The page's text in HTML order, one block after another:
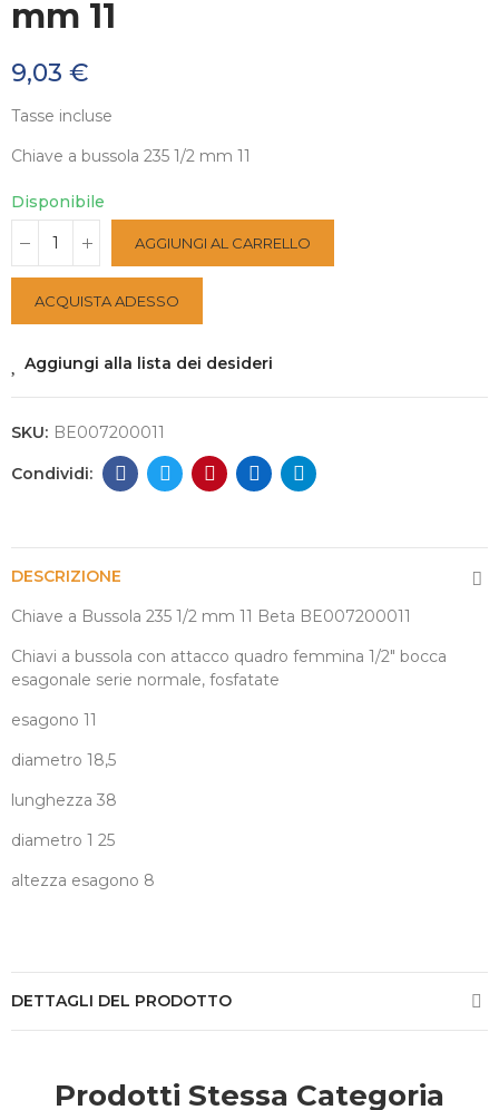
mm 11
9,03 €
Tasse incluse
Chiave a bussola 235 1/2 mm 11
Disponibile
AGGIUNGI AL CARRELLO
ACQUISTA ADESSO
Aggiungi alla lista dei desideri
SKU: BE007200011
DESCRIZIONE
Chiave a Bussola 235 1/2 mm 11 Beta BE007200011
Chiavi a bussola con attacco quadro femmina 1/2" bocca
esagonale serie normale, fosfatate
esagono 11
diametro 18,5
lunghezza 38
diametro 1 25
altezza esagono 8
DETTAGLI DEL PRODOTTO
Prodotti Stessa Categoria